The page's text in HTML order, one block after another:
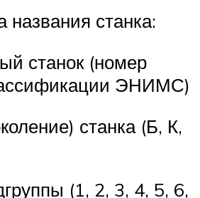
станка:
станок (номер
ЭНИМС)
станка (Б, К,
(1, 2, 3, 4, 5, 6,